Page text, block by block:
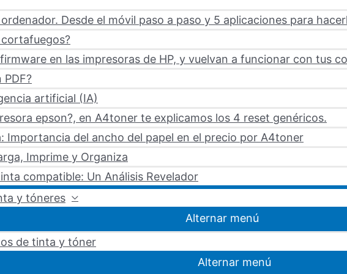
Desde el móvil paso a paso y 5 aplicaciones para
en las impresoras de HP, y vuelvan a funcionar con tus
PDF?
artificial (IA)
epson?, en A4toner te explicamos los 4 reset genéricos.
Importancia del ancho del papel en el precio por A4toner
Imprime y Organiza
compatible: Un Análisis Revelador
y tóneres
Alternar menú
de tinta y tóner
Alternar menú